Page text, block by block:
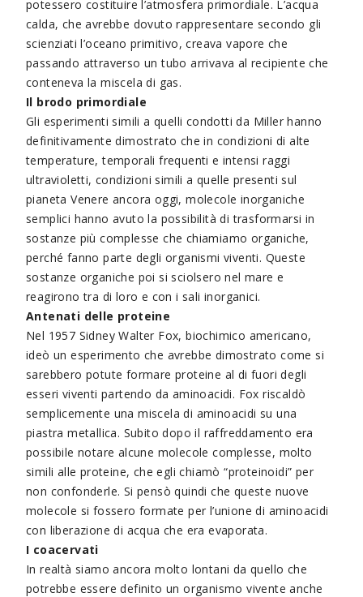
potessero costituire l’atmosfera primordiale. L’acqua
calda, che avrebbe dovuto rappresentare secondo gli
scienziati l’oceano primitivo, creava vapore che
passando attraverso un tubo arrivava al recipiente che
conteneva la miscela di gas.
Il brodo primordiale
Gli esperimenti simili a quelli condotti da Miller hanno
definitivamente dimostrato che in condizioni di alte
temperature, temporali frequenti e intensi raggi
ultravioletti, condizioni simili a quelle presenti sul
pianeta Venere ancora oggi, molecole inorganiche
semplici hanno avuto la possibilità di trasformarsi in
sostanze più complesse che chiamiamo organiche,
perché fanno parte degli organismi viventi. Queste
sostanze organiche poi si sciolsero nel mare e
reagirono tra di loro e con i sali inorganici.
Antenati delle proteine
Nel 1957 Sidney Walter Fox, biochimico americano,
ideò un esperimento che avrebbe dimostrato come si
sarebbero potute formare proteine al di fuori degli
esseri viventi partendo da aminoacidi. Fox riscaldò
semplicemente una miscela di aminoacidi su una
piastra metallica. Subito dopo il raffreddamento era
possibile notare alcune molecole complesse, molto
simili alle proteine, che egli chiamò “proteinoidi” per
non confonderle. Si pensò quindi che queste nuove
molecole si fossero formate per l’unione di aminoacidi
con liberazione di acqua che era evaporata.
I coacervati
In realtà siamo ancora molto lontani da quello che
potrebbe essere definito un organismo vivente anche